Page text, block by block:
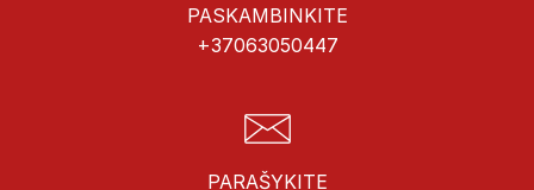
PASKAMBINKITE
+37063050447
PARAŠYKITE